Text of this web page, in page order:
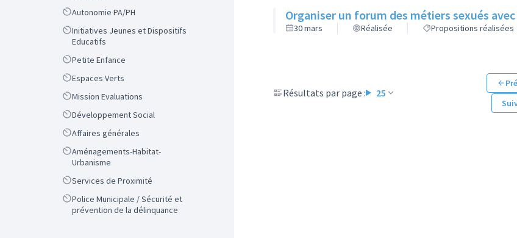
ScopeAutonomie PA/PH
Scope
Initiatives Jeunes et Dispositifs
Educatifs
ScopePetite Enfance
ScopeEspaces Verts
ScopeMission Evaluations
ScopeDéveloppement Social
ScopeAffaires générales
Scope
Aménagements-Habitat-
Urbanisme
ScopeServices de Proximité
Scope
Police Municipale / Sécurité et
prévention de la délinquance
Organiser un forum des métiers sexués
30 mars Réalisée Propositions réalisées
Résultats par page : 25